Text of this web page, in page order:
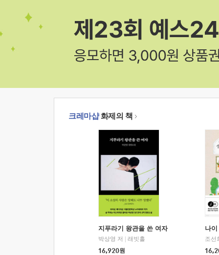
크레마샵화제의 책
지푸라기 왕관을 쓴 여자
박상영 저
래빗홀
16,920원
나
조선